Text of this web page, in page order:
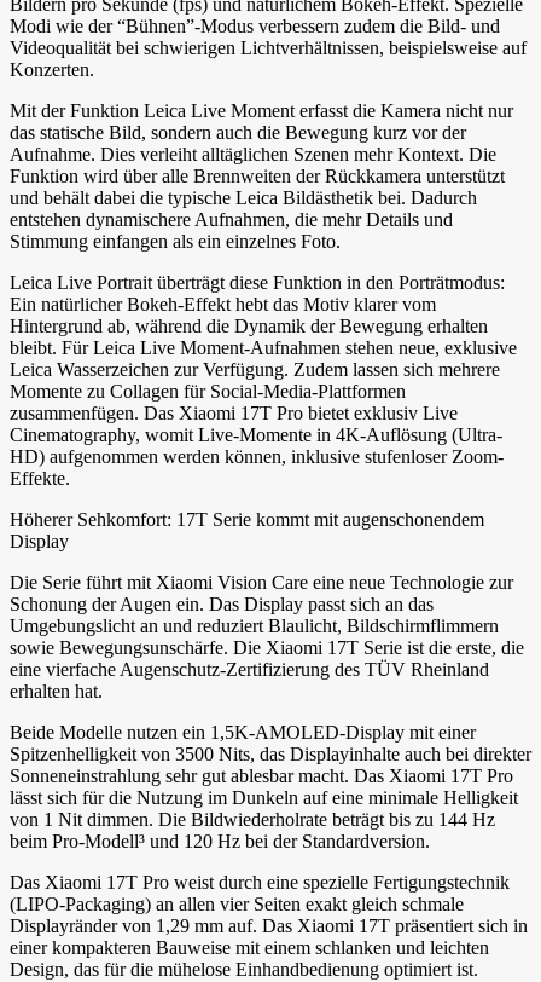
Bildern pro Sekunde (fps) und natürlichem Bokeh-Effekt. Spezielle
Modi wie der “Bühnen”-Modus verbessern zudem die Bild- und
Videoqualität bei schwierigen Lichtverhältnissen, beispielsweise auf
Konzerten.
Mit der Funktion Leica Live Moment erfasst die Kamera nicht nur
das statische Bild, sondern auch die Bewegung kurz vor der
Aufnahme. Dies verleiht alltäglichen Szenen mehr Kontext. Die
Funktion wird über alle Brennweiten der Rückkamera unterstützt
und behält dabei die typische Leica Bildästhetik bei. Dadurch
entstehen dynamischere Aufnahmen, die mehr Details und
Stimmung einfangen als ein einzelnes Foto.
Leica Live Portrait überträgt diese Funktion in den Porträtmodus:
Ein natürlicher Bokeh-Effekt hebt das Motiv klarer vom
Hintergrund ab, während die Dynamik der Bewegung erhalten
bleibt. Für Leica Live Moment-Aufnahmen stehen neue, exklusive
Leica Wasserzeichen zur Verfügung. Zudem lassen sich mehrere
Momente zu Collagen für Social-Media-Plattformen
zusammenfügen. Das Xiaomi 17T Pro bietet exklusiv Live
Cinematography, womit Live-Momente in 4K-Auflösung (Ultra-
HD) aufgenommen werden können, inklusive stufenloser Zoom-
Effekte.
Höherer Sehkomfort: 17T Serie kommt mit augenschonendem
Display
Die Serie führt mit Xiaomi Vision Care eine neue Technologie zur
Schonung der Augen ein. Das Display passt sich an das
Umgebungslicht an und reduziert Blaulicht, Bildschirmflimmern
sowie Bewegungsunschärfe. Die Xiaomi 17T Serie ist die erste, die
eine vierfache Augenschutz-Zertifizierung des TÜV Rheinland
erhalten hat.
Beide Modelle nutzen ein 1,5K-AMOLED-Display mit einer
Spitzenhelligkeit von 3500 Nits, das Displayinhalte auch bei direkter
Sonneneinstrahlung sehr gut ablesbar macht. Das Xiaomi 17T Pro
lässt sich für die Nutzung im Dunkeln auf eine minimale Helligkeit
von 1 Nit dimmen. Die Bildwiederholrate beträgt bis zu 144 Hz
beim Pro-Modell³ und 120 Hz bei der Standardversion.
Das Xiaomi 17T Pro weist durch eine spezielle Fertigungstechnik
(LIPO-Packaging) an allen vier Seiten exakt gleich schmale
Displayränder von 1,29 mm auf. Das Xiaomi 17T präsentiert sich in
einer kompakteren Bauweise mit einem schlanken und leichten
Design, das für die mühelose Einhandbedienung optimiert ist.